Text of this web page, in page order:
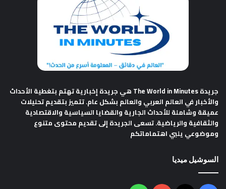
جريدة The World in Minutes
هي جريدة إخبارية تهتم بتغطية الأحداث
والأخبار في العالم العربي والعالم بشكل عام. تتميز بتقديم تحليلات
عميقة وشاملة للأحداث الجارية والقضايا السياسية والاقتصادية
والثقافية والرياضية. تسعى الجريدة إلى تقديم محتوى متنوع
وموضوعي يلبي اهتماماتكم
السوشيل ميديا